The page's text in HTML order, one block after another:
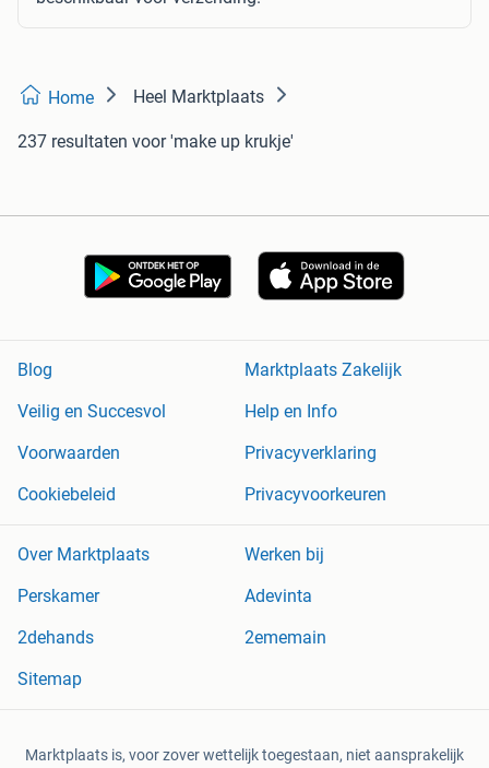
Home Heel Marktplaats
237 resultaten voor 'make up krukje'
Blog
Marktplaats Zakelijk
Veilig en Succesvol
Help en Info
Voorwaarden
Privacyverklaring
Cookiebeleid
Privacyvoorkeuren
Over Marktplaats
Werken bij
Perskamer
Adevinta
2dehands
2ememain
Sitemap
Marktplaats is, voor zover wettelijk toegestaan, niet aansprakelijk